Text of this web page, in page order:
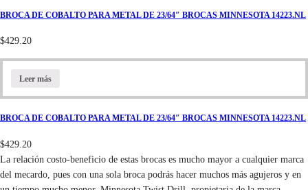
BROCA DE COBALTO PARA METAL DE 23/64″ BROCAS MINNESOTA 14223.NL
$429.20
Leer más
BROCA DE COBALTO PARA METAL DE 23/64″ BROCAS MINNESOTA 14223.NL
$429.20
La relación costo-beneficio de estas brocas es mucho mayor a cualquier marca
del mecardo, pues con una sola broca podrás hacer muchos más agujeros y en